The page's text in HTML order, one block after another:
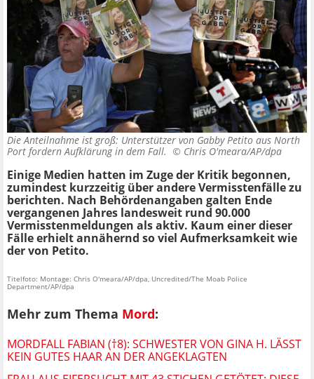
Die Anteilnahme ist groß: Unterstützer von Gabby Petito aus North
Port fordern Aufklärung in dem Fall. © Chris O'meara/AP/dpa
Einige Medien hatten im Zuge der Kritik begonnen,
zumindest kurzzeitig über andere Vermisstenfälle zu
berichten. Nach Behördenangaben galten Ende
vergangenen Jahres landesweit rund 90.000
Vermisstenmeldungen als aktiv. Kaum einer dieser
Fälle erhielt annähernd so viel Aufmerksamkeit wie
der von Petito.
Titelfoto: Montage: Chris O'meara/AP/dpa, Uncredited/The Moab Police
Department/AP/dpa
Mehr zum Thema Mord:
MORDFALL FABIAN (†8): SCHWESTER VON GINA H. LÄSST
KEIN GUTES HAAR AN DER ANGEKLAGTEN